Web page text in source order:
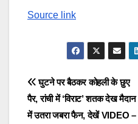
Source link
Post
navigation
घुटने पर बैठकर कोहली के छुए
पैर, रांची में ‘विराट’ शतक देख मैदान
में उतरा जबरा फैन, देखें VIDEO –